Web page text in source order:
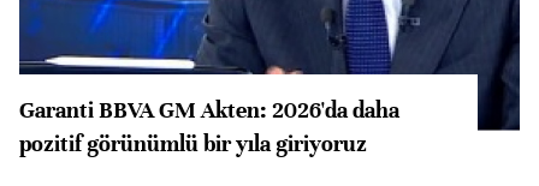
Garanti BBVA GM Akten: 2026'da daha
pozitif görünümlü bir yıla giriyoruz